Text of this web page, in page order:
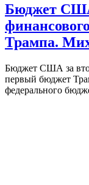
Бюджет США
Трампа.
Бюджет США за
первый бюджет
федерального